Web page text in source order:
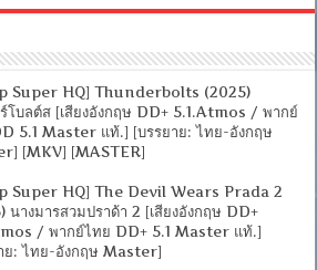
Super HQ] Thunderbolts (2025)
โบลต์ส [เสียงอังกฤษ DD+ 5.1.Atmos / พากย์
5.1 Master แท้.] [บรรยาย: ไทย-อังกฤษ
[MKV] [MASTER]
Super HQ] The Devil Wears Prada 2
นางมารสวมปราด้า 2 [เสียงอังกฤษ DD+
/ พากย์ไทย DD+ 5.1 Master แท้.]
ย: ไทย-อังกฤษ Master]